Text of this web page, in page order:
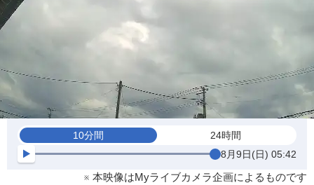
10分間
24時間
8月9日(日) 05:42
※ 本映像はMyライブカメラ企画によるものです